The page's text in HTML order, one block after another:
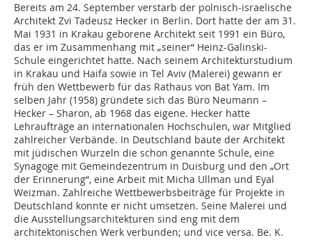
Bereits am 24. September verstarb der polnisch-israe­lische
Architekt Zvi Tadeusz Hecker in Berlin. Dort hatte der am 31.
Mai 1931 in Krakau geborene Architekt seit 1991 ein Büro,
das er im Zusammenhang mit „seiner“ Heinz-Galinski-
Schule eingerichtet hatte. Nach seinem Architekturstudium
in Krakau und Haifa sowie in Tel Aviv (Malerei) gewann er
früh den Wettbewerb für das Rathaus von Bat Yam. Im
selben Jahr (1958) gründete sich das Büro Neumann –
Hecker – Sharon, ab 1968 das eigene. Hecker hatte
Lehraufträge an internationalen Hochschulen, war Mitglied
zahlreicher Verbände. In Deutschland baute der Architekt
mit jüdischen Wurzeln die schon genannte Schule, eine
Synagoge mit Gemeindezentrum in Duisburg und den „Ort
der Erinnerung“, eine Arbeit mit Micha Ullman und Eyal
Weizman. Zahlreiche Wettbewerbsbeiträge für Projekte in
Deutschland konnte er nicht umsetzen. Seine Malerei und
die Ausstellungsarchitekturen sind eng mit dem
architektonischen Werk verbunden; und vice versa. Be. K.